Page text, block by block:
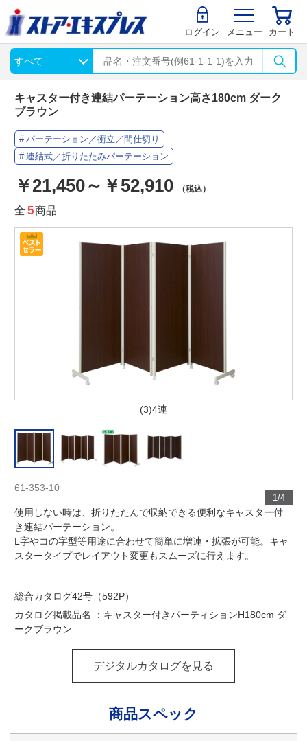
ログイン メニュー カート
キャスター付き連結パーテーション高さ180cm ダーク
ブラウン
パーテーション／衝立／間仕切り
連結式／折りたたみパーテーション
￥21,450～￥52,910 （税込）
全 5商品
(3)4連
1/4
61-353-10
使用しない時は、折りたたんで収納できる便利なキャスター付
き連結パーテーション。
L字やコの字型等用途に合わせて簡単に増連・拡張が可能。キャ
スタータイプでレイアウト変更もスムーズに行えます。
総合カタログ42号（592P）
カタログ掲載品名 ：キャスター付きパーティションH180cm ダ
ークブラウン
デジタルカタログを見る
商品スペック